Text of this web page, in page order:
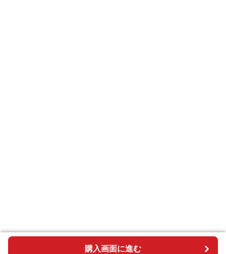
購入画面に進む
購入画面に進む